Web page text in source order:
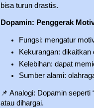
bisa turun drastis.
Dopamin: Penggerak
Fungsi: mengatur
Kekurangan:
Kelebihan: dapat
Sumber alami:
📌 Analogi: Dopamin seperti
atau dihargai.